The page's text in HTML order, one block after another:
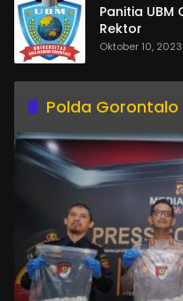
Panitia
Rektor
Oktober 10, 2023
Polda Gorontalo